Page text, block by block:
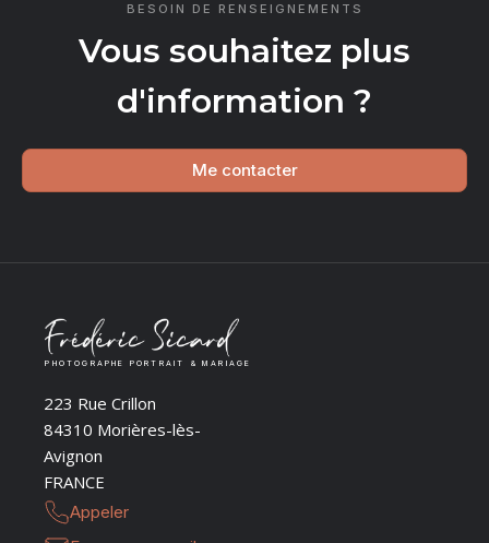
BESOIN DE RENSEIGNEMENTS
Vous souhaitez plus
d'information ?
Me contacter
PHOTOGRAPHE PORTRAIT & MARIAGE
223 Rue Crillon
84310 Morières-lès-
Avignon
FRANCE
Appeler